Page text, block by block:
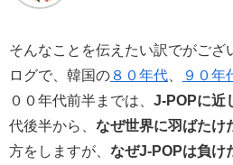
そんなことを伝えたい訳でがござ
ログで、韓国の８０年代 ９０年
００年代前半までは、 J-POPに近
代後半から、 なぜ世界に羽ばたけ
方をしますが、 なぜJ-POPは負け